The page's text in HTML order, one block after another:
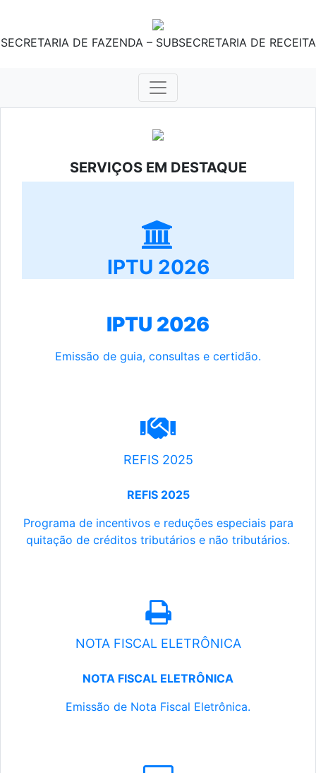
SECRETARIA DE FAZENDA – SUBSECRETARIA DE RECEITA
SERVIÇOS EM DESTAQUE
IPTU 2026
IPTU 2026
Emissão de guia, consultas e certidão.
REFIS 2025
REFIS 2025
Programa de incentivos e reduções especiais para
quitação de créditos tributários e não tributários.
NOTA FISCAL ELETRÔNICA
NOTA FISCAL ELETRÔNICA
Emissão de Nota Fiscal Eletrônica.